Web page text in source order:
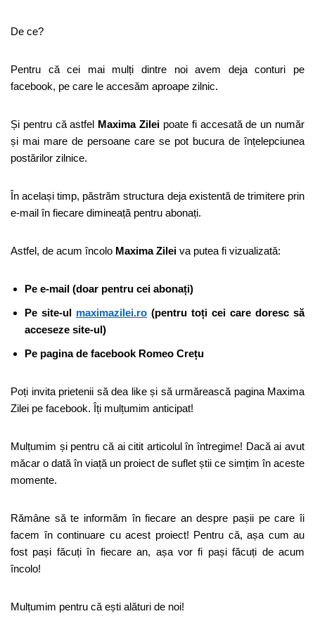
De ce?
Pentru că cei mai mulți dintre noi avem deja conturi pe
facebook, pe care le accesăm aproape zilnic.
Și pentru că astfel Maxima Zilei poate fi accesată de un număr
și mai mare de persoane care se pot bucura de înțelepciunea
postărilor zilnice.
În același timp, păstrăm structura deja existentă de trimitere prin
e-mail în fiecare dimineață pentru abonați.
Astfel, de acum încolo Maxima Zilei va putea fi vizualizată:
Pe e-mail (doar pentru cei abonați)
Pe site-ul maximazilei.ro (pentru toți cei care doresc să
acceseze site-ul)
Pe pagina de facebook Romeo Crețu
Poți invita prietenii să dea like și să urmărească pagina Maxima
Zilei pe facebook. Îți mulțumim anticipat!
Mulțumim și pentru că ai citit articolul în întregime! Dacă ai avut
măcar o dată în viață un proiect de suflet știi ce simțim în aceste
momente.
Rămâne să te informăm în fiecare an despre pașii pe care îi
facem în continuare cu acest proiect! Pentru că, așa cum au
fost pași făcuți în fiecare an, așa vor fi pași făcuți de acum
încolo!
Mulțumim pentru că ești alături de noi!